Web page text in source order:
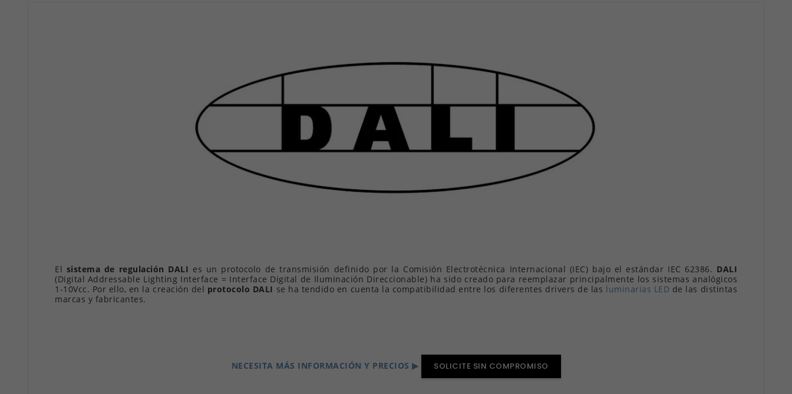
El sistema de regulación DALI es un protocolo de transmisión definido por la Comisión Electrotécnica Internacional (IEC) bajo el estándar IEC 62386. DALI
(Digital Addressable Lighting Interface = Interface Digital de Iluminación Direccionable) ha sido creado para reemplazar principalmente los sistemas analógicos
1-10Vcc. Por ello, en la creación del protocolo DALI se ha tendido en cuenta la compatibilidad entre los diferentes drivers de las luminarias LED de las distintas
marcas y fabricantes.
NECESITA MÁS INFORMACIÓN Y PRECIOS ▶ SOLICITE SIN COMPROMISO